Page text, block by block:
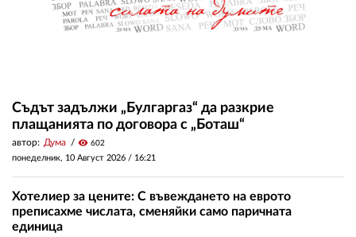
Съдът задължи „Булгаргаз“ да разкрие
плащанията по договора с „Боташ“
автор: Дума visibility 602
понеделник, 10 Август 2026 / 16:21
Хотелиер за цените: С въвеждането на еврото
преписахме числата, сменяйки само паричната
единица